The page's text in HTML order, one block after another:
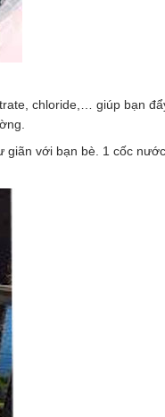
chloride,… giúp bạn
với bạn bè. 1 cốc